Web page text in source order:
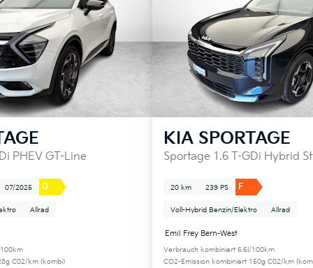
PHEV GT-Line
07/2025 D
Allrad
C02/km (kombi)
KIA SPORTAGE
Sportage 1.6 T-GDi Hybrid
20 km 239 PS F
Voll-Hybrid Benzin/Elektro Allrad
Emil Frey Bern-West
Verbrauch kombiniert 6.6l/100km
CO2-Emission kombiniert 150g C02/km